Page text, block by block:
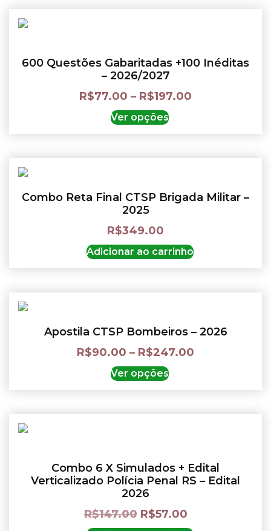
600 Questões Gabaritadas +100 Inéditas
– 2026/2027
R$77.00 – R$197.00
Ver opções
Combo Reta Final CTSP Brigada Militar –
2025
R$349.00
Adicionar ao carrinho
Apostila CTSP Bombeiros – 2026
R$90.00 – R$247.00
Ver opções
Combo 6 X Simulados + Edital
Verticalizado Polícia Penal RS – Edital
2026
R$147.00 R$57.00